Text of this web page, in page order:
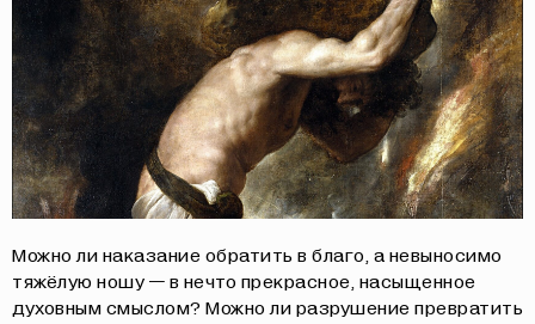
Можно ли наказание обратить в благо, а невыносимо
тяжёлую ношу — в нечто прекрасное, насыщенное
духовным смыслом? Можно ли разрушение превратить